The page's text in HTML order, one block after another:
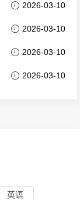
2026-03-10
2026-03-10
2026-03-10
2026-03-10
英语